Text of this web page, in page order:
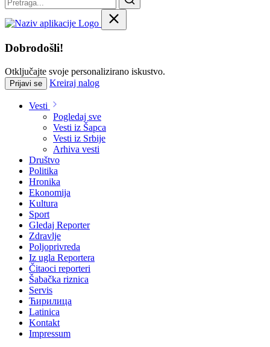
Dobrodošli!
Otključajte svoje personalizirano iskustvo.
Prijavi se Kreiraj nalog
Vesti
Pogledaj sve
Vesti iz Šapca
Vesti iz Srbije
Arhiva vesti
Društvo
Politika
Hronika
Ekonomija
Kultura
Sport
Gledaj Reporter
Zdravlje
Poljoprivreda
Iz ugla Reportera
Čitaoci reporteri
Šabačka riznica
Servis
Ћирилица
Latinica
Kontakt
Impressum